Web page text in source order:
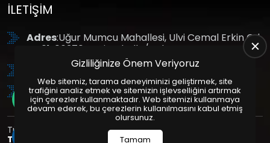
İLETIŞIM
Adres:Uğur Mumcu Mahallesi, Ulvi Cemal Erkin Cd.
No:61, 06370 Yenimahalle/Ankara
: +90 (312) 354 8888
GSM: +90 (532) 343 4085
Tüm Hakları Saklıdır. | Bu site Us Yazılım
Tasarım
Paketleri ile Hazırlanmıştır. © 2025
Gizliliğinize Önem Veriyoruz
Web sitemiz, tarama deneyiminizi geliştirmek, site
trafiğini analiz etmek ve sitemizin işlevselliğini artırmak
için çerezler kullanmaktadır. Web sitemizi kullanmaya
devam ederek, bu çerezlerin kullanılmasını kabul etmiş
olursunuz.
Tamam